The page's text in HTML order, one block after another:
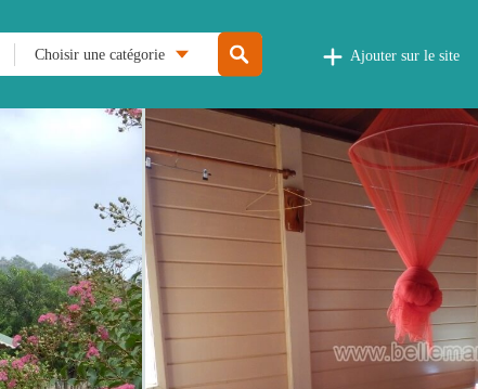
Choisir une catégorie Ajouter sur le site